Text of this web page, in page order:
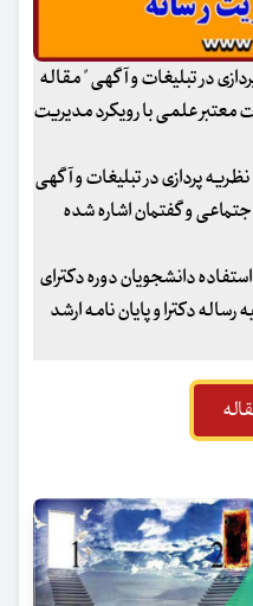
در تبلیغات و آگهی " مقاله
مجلات معتبر علمی با رویکرد مدیریت
پردازی در تبلیغات و آگهی
و گفتمان اشاره شده
دانشجویان دوره دکترای
دکترا و پایان نامه ارشد